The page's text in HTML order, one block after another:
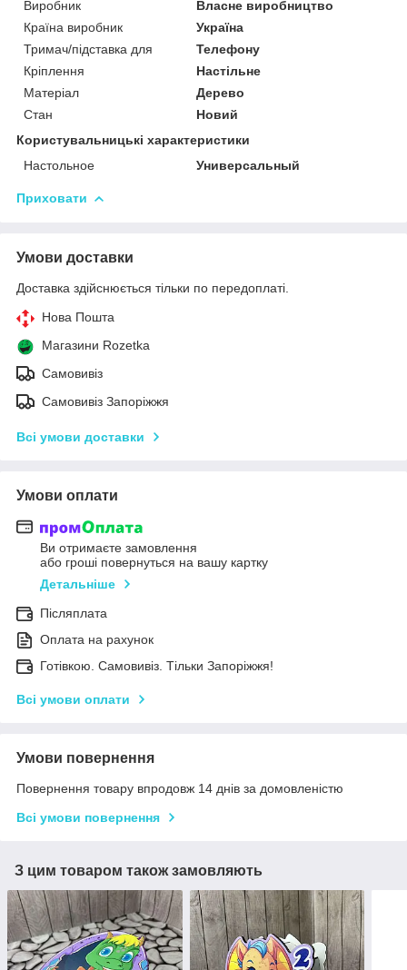
Виробник
Власне виробництво
Країна виробник
Україна
Тримач/підставка для
Телефону
Кріплення
Настільне
Матеріал
Дерево
Стан
Новий
Користувальницькі характеристики
Настольное
Универсальный
Приховати
Умови доставки
Доставка здійснюється тільки по передоплаті.
Нова Пошта
Магазини Rozetka
Самовивіз
Самовивіз Запоріжжя
Всі умови доставки
Умови оплати
Ви отримаєте замовлення
або гроші повернуться на вашу картку
Детальніше
Післяплата
Оплата на рахунок
Готівкою. Самовивіз. Тільки Запоріжжя!
Всі умови оплати
Умови повернення
Повернення товару впродовж 14 днів за домовленістю
Всі умови повернення
З цим товаром також замовляють